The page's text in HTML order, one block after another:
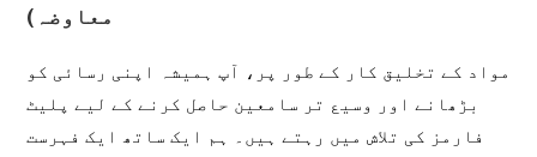
معاوضہ)
مواد کے تخلیق کار کے طور پر، آپ ہمیشہ اپنی رسائی کو
بڑھانے اور وسیع تر سامعین حاصل کرنے کے لیے پلیٹ
فارمز کی تلاش میں رہتے ہیں۔ ہم ایک ساتھ ایک فہرست